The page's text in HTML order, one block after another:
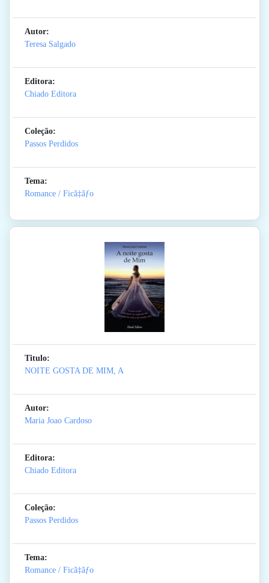
Autor:
Teresa Salgado
Editora:
Chiado Editora
Coleção:
Passos Perdidos
Tema:
Romance / Ficã‡ãƒo
Titulo:
NOITE GOSTA DE MIM, A
Autor:
Maria Joao Cardoso
Editora:
Chiado Editora
Coleção:
Passos Perdidos
Tema:
Romance / Ficã‡ãƒo